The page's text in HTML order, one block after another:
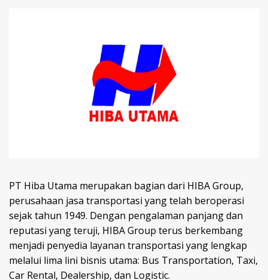
PT Hiba Utama merupakan bagian dari HIBA Group,
perusahaan jasa transportasi yang telah beroperasi
sejak tahun 1949. Dengan pengalaman panjang dan
reputasi yang teruji, HIBA Group terus berkembang
menjadi penyedia layanan transportasi yang lengkap
melalui lima lini bisnis utama: Bus Transportation, Taxi,
Car Rental, Dealership, dan Logistic.